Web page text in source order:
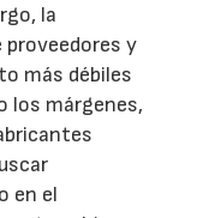
la
y
más débiles
los márgenes,
en el